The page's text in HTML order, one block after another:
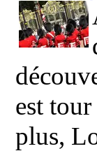
est
plus,